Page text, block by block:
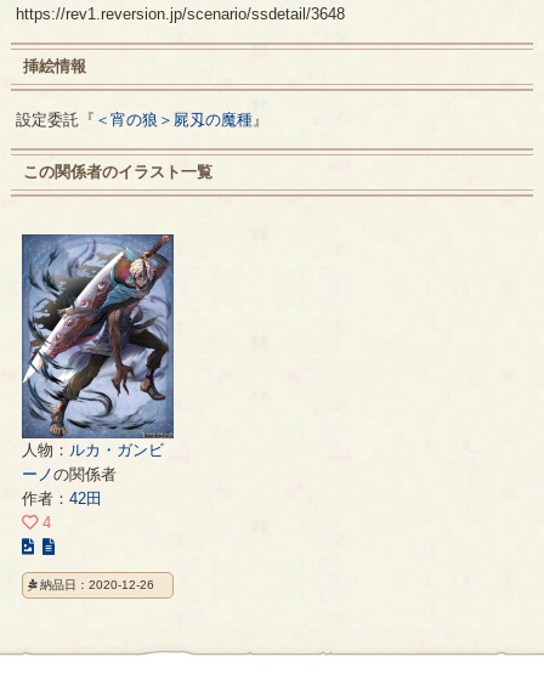
https://rev1.reversion.jp/scenario/ssdetail/3648
挿絵情報
設定委託『 ＜宵の狼＞屍刄の魔種 』
この関係者のイラスト一覧
人物： ルカ・ガンビ
ーノの関係者
作者： 42田
4
の
イ
納品日：2020-12-26